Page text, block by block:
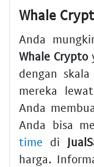
Whale
Anda
Whale Crypto
dengan
mereka lewat
Anda
Anda bisa
time di
harga.